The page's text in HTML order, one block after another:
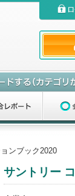
ンブック2020
サントリー